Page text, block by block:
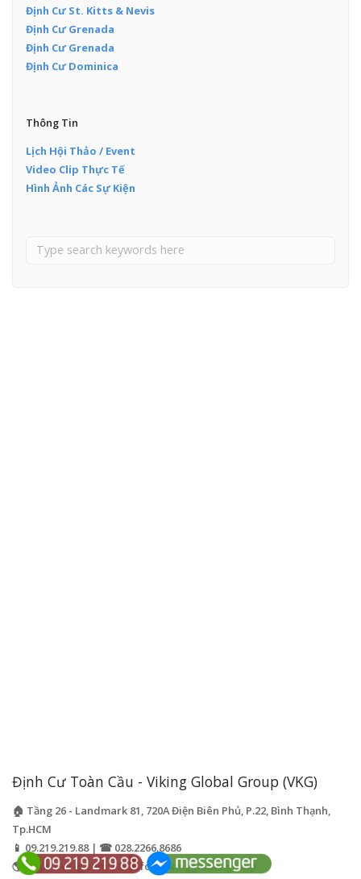
Định Cư St. Kitts & Nevis
Định Cư Grenada
Định Cư Grenada
Định Cư Dominica
Thông Tin
Lịch Hội Thảo / Event
Video Clip Thực Tế
Hình Ảnh Các Sự Kiện
Định Cư Toàn Cầu - Viking Global Group (VKG)
🏠 Tầng 26 - Landmark 81, 720A Điện Biên Phủ, P.22, Bình Thạnh,
Tp.HCM
📱 09.219.219.88 | ☎ 028.2266.8686
🌎 https://vk-g.com | 📧info@vikingglobal.group